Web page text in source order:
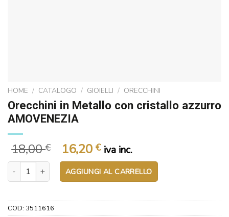
HOME / CATALOGO / GIOIELLI / ORECCHINI
Orecchini in Metallo con cristallo azzurro
AMOVENEZIA
18,00€ Il
prezzo
originale
era:
18,00 €.
16,20 €Il
prezzo
attuale
è:
16,20 €.
iva inc.
Orecchini in Metallo con cristallo azzurro AMOVENEZIA quantità
AGGIUNGI AL CARRELLO
COD: 3511616